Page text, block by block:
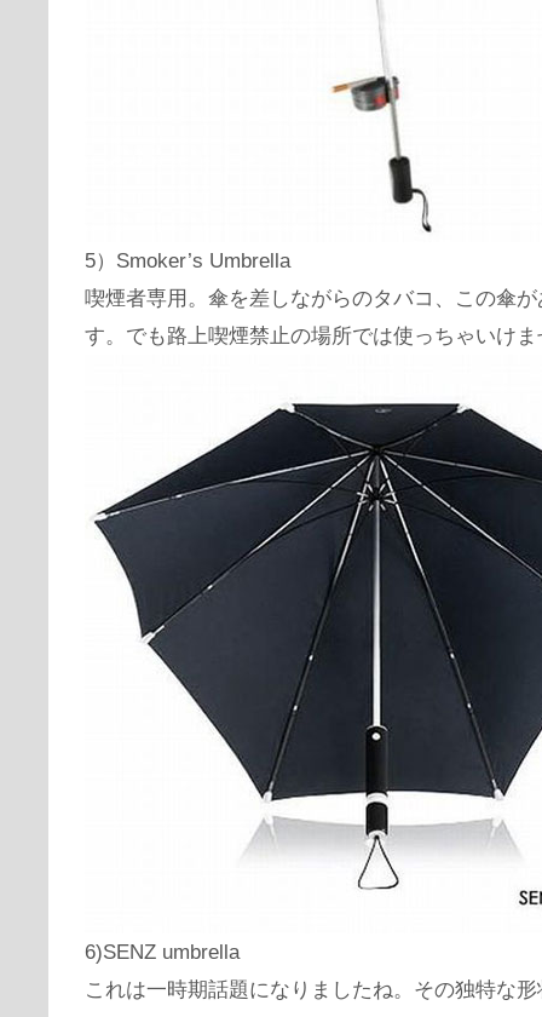
5）Smoker’s Umbrella
喫煙者専用。傘を差しながらのタバコ、この傘
す。でも路上喫煙禁止の場所では使っちゃいけ
6)SENZ umbrella
これは一時期話題になりましたね。その独特な